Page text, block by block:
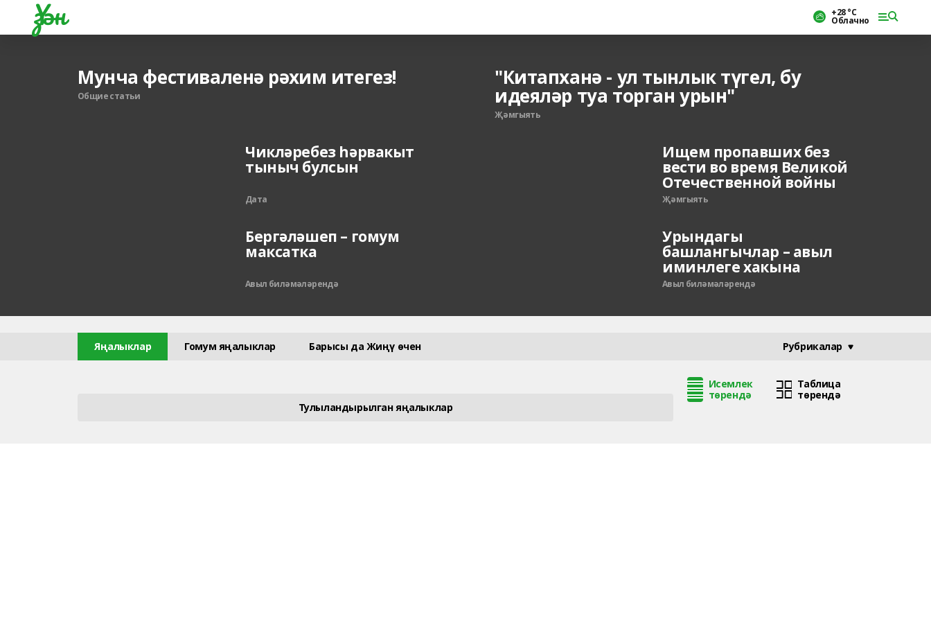
Үзән +28 °С
Облачно
Мунча фестиваленә рәхим итегез!
Общие статьи
"Китапханә - ул тынлык түгел, бу
идеяләр туа торган урын"
Җәмгыять
Чикләребез һәрвакыт
тыныч булсын
Дата
Ищем пропавших без
вести во время Великой
Отечественной войны
Җәмгыять
Бергәләшеп – гомум
максатка
Авыл биләмәләрендә
Урындагы
башлангычлар – авыл
иминлеге хакына
Авыл биләмәләрендә
Яңалыклар Гомум яңалыклар Барысы да Жиңү өчен Рубрикалар
Тулыландырылган яңалыклар
Исемлек
төрендә
Таблица
төрендә